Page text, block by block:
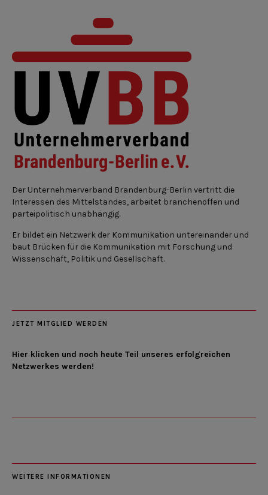
Der Unternehmerverband Brandenburg-Berlin vertritt die
Interessen des Mittelstandes, arbeitet branchenoffen und
parteipolitisch unabhängig.
Er bildet ein Netzwerk der Kommunikation untereinander und
baut Brücken für die Kommunikation mit Forschung und
Wissenschaft, Politik und Gesellschaft.
JETZT MITGLIED WERDEN
Hier klicken und noch heute Teil unseres erfolgreichen
Netzwerkes werden!
WEITERE INFORMATIONEN